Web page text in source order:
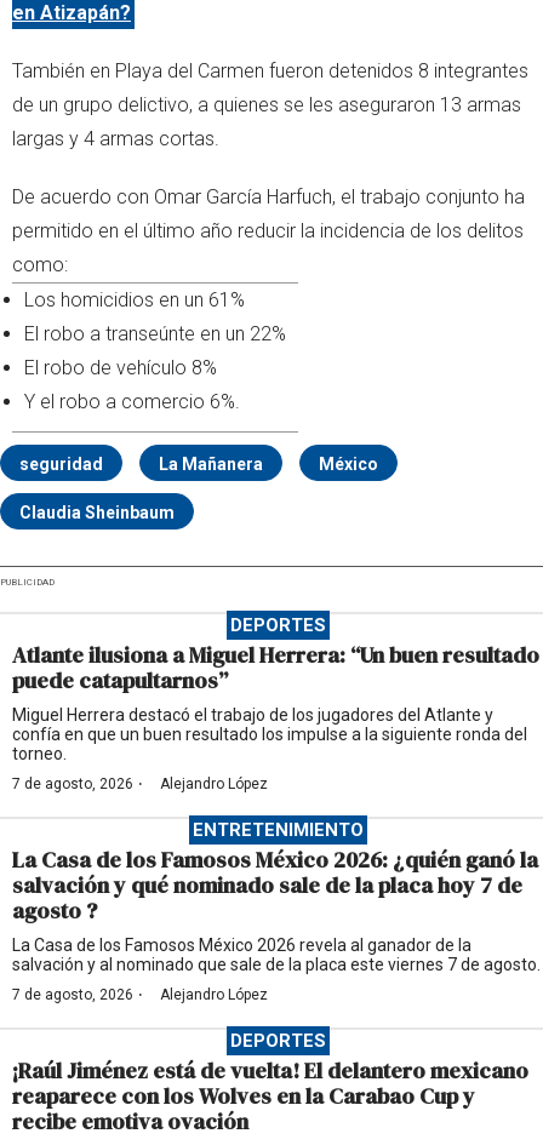
en Atizapán?
También en Playa del Carmen fueron detenidos 8 integrantes
de un grupo delictivo, a quienes se les aseguraron 13 armas
largas y 4 armas cortas.
De acuerdo con Omar García Harfuch, el trabajo conjunto ha
permitido en el último año reducir la incidencia de los delitos
como:
Los homicidios en un 61%
El robo a transeúnte en un 22%
El robo de vehículo 8%
Y el robo a comercio 6%.
seguridad La Mañanera México
Claudia Sheinbaum
PUBLICIDAD
DEPORTES
Atlante ilusiona a Miguel Herrera: “Un buen resultado
puede catapultarnos”
Miguel Herrera destacó el trabajo de los jugadores del Atlante y
confía en que un buen resultado los impulse a la siguiente ronda del
torneo.
7 de agosto, 2026 · Alejandro López
ENTRETENIMIENTO
La Casa de los Famosos México 2026: ¿quién ganó la
salvación y qué nominado sale de la placa hoy 7 de
agosto ?
La Casa de los Famosos México 2026 revela al ganador de la
salvación y al nominado que sale de la placa este viernes 7 de agosto.
7 de agosto, 2026 · Alejandro López
DEPORTES
¡Raúl Jiménez está de vuelta! El delantero mexicano
reaparece con los Wolves en la Carabao Cup y
recibe emotiva ovación